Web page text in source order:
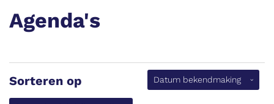
content
Agenda's
Sorteren op Datum bekendmaking